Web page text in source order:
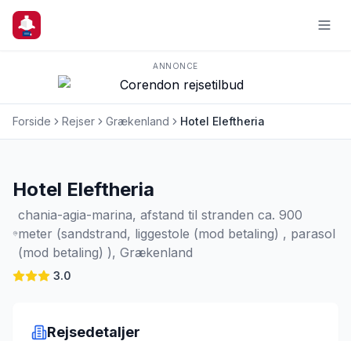
ANNONCE
Forside Rejser Grækenland Hotel Eleftheria
Hotel Eleftheria
chania-agia-marina, afstand til stranden ca. 900
meter (sandstrand, liggestole (mod betaling) , parasol
(mod betaling) ), Grækenland
3.0
Rejsedetaljer